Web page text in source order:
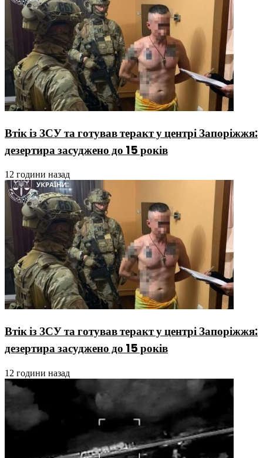
Втік із ЗСУ та готував теракт у центрі Запоріжжя:
дезертира засуджено до 15 років
12 години назад
Втік із ЗСУ та готував теракт у центрі Запоріжжя:
дезертира засуджено до 15 років
12 години назад